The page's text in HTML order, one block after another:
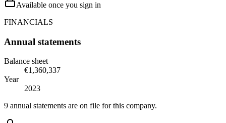
Available once you sign in
FINANCIALS
Annual statements
Balance sheet
€1,360,337
Year
2023
9 annual statements are on file for this company.